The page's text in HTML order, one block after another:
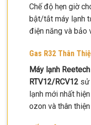
Chế độ hẹn giờ
bật/tắt máy lạnh
điện năng và bảo
Gas R32 Thân
Máy lạnh
RTV12/RCV12 sử
lạnh mới nhất
ozon và thân